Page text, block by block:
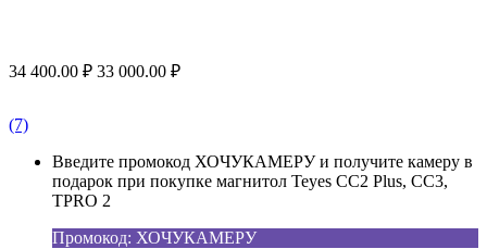
34 400.00 ₽ 33 000.00 ₽
(7)
Введите промокод ХОЧУКАМЕРУ и получите камеру в
подарок при покупке магнитол Teyes CC2 Plus, CC3,
TPRO 2
Промокод: ХОЧУКАМЕРУ